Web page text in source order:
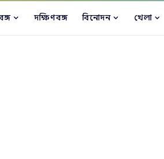
দক্ষিণবঙ্গ বিনোদন খেলা